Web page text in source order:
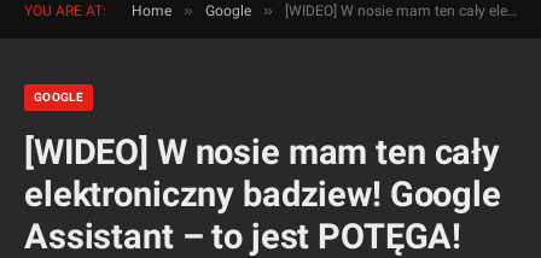
YOU ARE AT: Home » Google » [WIDEO] W nosie mam ten cały elektroniczny badziew! Google Assistant – to jest POTĘGA!
GOOGLE
[WIDEO] W nosie mam ten cały
elektroniczny badziew! Google
Assistant – to jest POTĘGA!